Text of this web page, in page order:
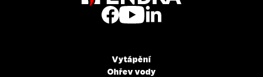
Vytápění
Ohřev vody